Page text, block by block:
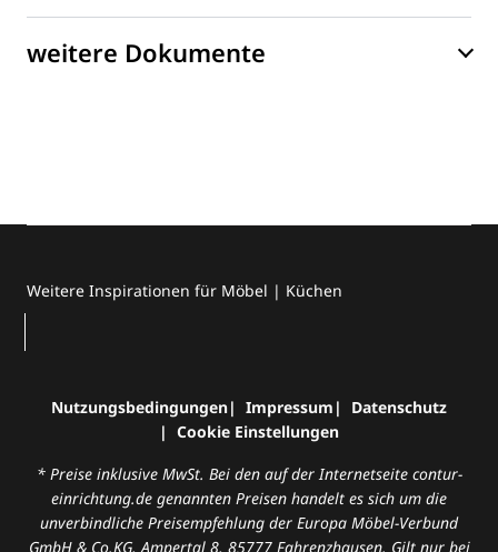
weitere Dokumente
Weitere Inspirationen für Möbel | Küchen
Nutzungsbedingungen Impressum
Datenschutz
Cookie Einstellungen
* Preise inklusive MwSt. Bei den auf der Internetseite contur-
einrichtung.de genannten Preisen handelt es sich um die
unverbindliche Preisempfehlung der Europa Möbel-Verbund
GmbH & Co.KG, Ampertal 8, 85777 Fahrenzhausen. Gilt nur bei